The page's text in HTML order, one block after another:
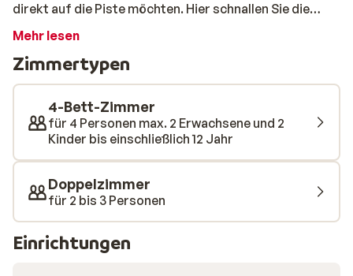
direkt auf die Piste möchten. Hier schnallen Sie die
Skier sprichwörtlich direkt vor der Tür an und gleiten
einer komfortablen und unkomplizierten Atmosphäre,
die perfekt zu einem aktiven Skiurlaub passt. Im
Innenbereich erwartet Sie eine warme und praktische
Einrichtung, in der Sie nach einem Tag im Schnee
wunderbar entspannen können. Von vielen Bereichen
genießen Sie den Blick auf die verschneiten Berge,
während im Inneren Ruhe und Erholung im Vordergrund
stehen. Nach dem Skifahren können Sie im Innenpool
entspannen, wo die Kälte schnell von Ihnen abfällt.
Morgens erwartet Sie ein stärkendes Frühstück, und
abends können Sie sich auf das Abendessen freuen, da
Mehr lesen
Zimmertypen
4-Bett-Zimmer
für 4 Personen max. 2 Erwachsene und 2
Kinder bis einschließlich 12 Jahr
Doppelzimmer
für 2 bis 3 Personen
Einrichtungen